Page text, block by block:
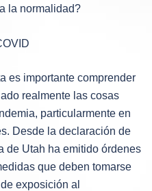
la normalidad?
es importante comprender
realmente las cosas
particularmente en
Desde la declaración de
de Utah ha emitido órdenes
que deben tomarse
exposición al